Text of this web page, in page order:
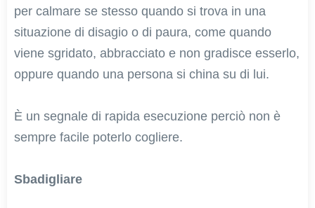
per calmare se stesso quando si trova in una
situazione di disagio o di paura, come quando
viene sgridato, abbracciato e non gradisce esserlo,
oppure quando una persona si china su di lui.
È un segnale di rapida esecuzione perciò non è
sempre facile poterlo cogliere.
Sbadigliare